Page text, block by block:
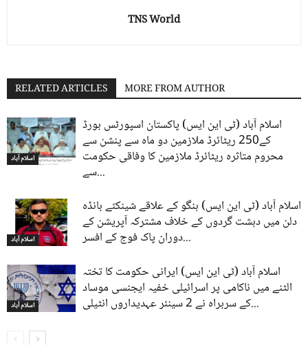
TNS World
RELATED ARTICLES MORE FROM AUTHOR
اسلام آباد
اسلام آباد (ٹی این ایس) پاکستان اسپورٹس بورڈ
کے250 ریٹائرڈ ملازمین دو ماہ سے پنشن سے
محروم متاثرہ ریٹائرڈ ملازمین کا وفاقی حکومت
سے...
اسلام آباد
اسلام آباد (ٹی این ایس) ہنگو کے علاقے شینکئے بانڈہ
دلن میں دہشت گردوں کے خلاف مشترکہ آپریشن کے
دوران پاک فوج کے افسر...
اسلام آباد
اسلام آباد (ٹی این ایس) ایرانی حکومت کا تختہ
الٹنے میں ناکامی پر اسرائیلی خفیہ ایجنسی موساد
کے سربراہ نے 2 سینئر عہدیداروں انٹیلی...